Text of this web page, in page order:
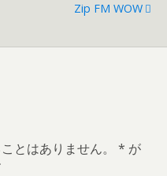
Zip FM WOW
とはありません。 * が